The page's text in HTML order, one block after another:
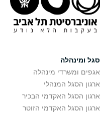
סגל ומינהלה
אגפים ומשרדי מינהלה
ארגון הסגל המנהלי
ארגון הסגל האקדמי הבכיר
ארגון הסגל האקדמי הזוטר